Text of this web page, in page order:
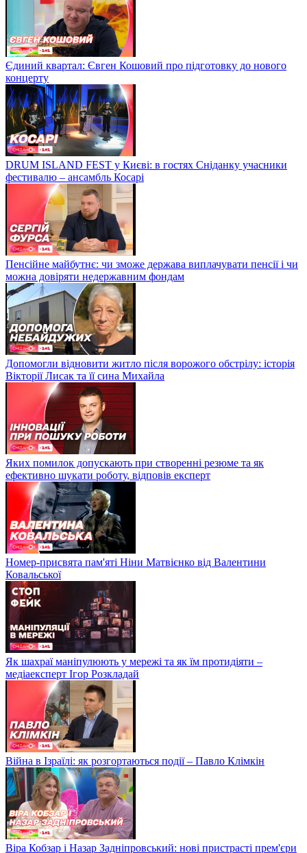
Єдиний квартал: Євген Кошовий про підготовку до нового
концерту
DRUM ISLAND FEST у Києві: в гостях Сніданку учасники
фестивалю – ансамбль Косарі
Пенсійне майбутнє: чи зможе держава виплачувати пенсії і чи
можна довіряти недержавним фондам
Допомогли відновити житло після ворожого обстрілу: історія
Вікторії Лисак та її сина Михайла
Яких помилок допускають при створенні резюме та як
ефективно шукати роботу, відповів експерт
Номер-присвята пам'яті Ніни Матвієнко від Валентини
Ковальської
Як шахраї маніпулюють у мережі та як їм протидіяти –
медіаексперт Ігор Розкладай
Війна в Ізраїлі: як розгортаються події – Павло Клімкін
Віра Кобзар і Назар Задніпровський: нові пристрасті прем'єри